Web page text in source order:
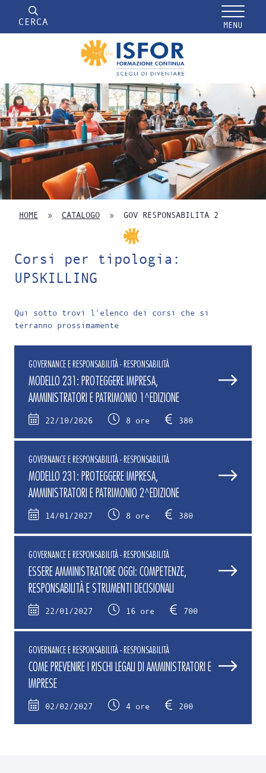
CERCA MENU
HOME » CATALOGO » GOV RESPONSABILITA 2
Corsi per tipologia:
UPSKILLING
Qui sotto trovi l'elenco dei corsi che si
terranno prossimamente
GOVERNANCE E RESPONSABILITÀ - RESPONSABILITÀ
MODELLO 231: PROTEGGERE IMPRESA,
AMMINISTRATORI E PATRIMONIO 1^EDIZIONE
22/10/2026 8 ore 380
GOVERNANCE E RESPONSABILITÀ - RESPONSABILITÀ
MODELLO 231: PROTEGGERE IMPRESA,
AMMINISTRATORI E PATRIMONIO 2^EDIZIONE
14/01/2027 8 ore 380
GOVERNANCE E RESPONSABILITÀ - RESPONSABILITÀ
ESSERE AMMINISTRATORE OGGI: COMPETENZE,
RESPONSABILITÀ E STRUMENTI DECISIONALI
22/01/2027 16 ore 700
GOVERNANCE E RESPONSABILITÀ - RESPONSABILITÀ
COME PREVENIRE I RISCHI LEGALI DI AMMINISTRATORI E
IMPRESE
02/02/2027 4 ore 200